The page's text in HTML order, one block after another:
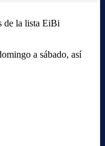
de la lista EiBi
a sábado, así